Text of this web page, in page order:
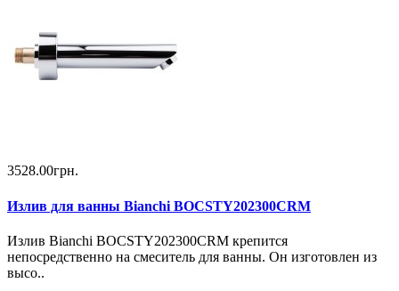
3528.00грн.
Излив для ванны Bianchi BOCSTY202300CRM
Излив Bianchi BOCSTY202300CRM крепится
непосредственно на смеситель для ванны. Он изготовлен из
высо..